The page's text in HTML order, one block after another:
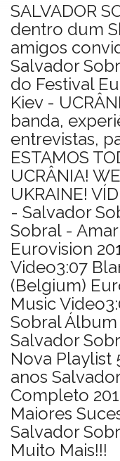
SALVADOR
dentro dum
amigos
Salvador
do Festival
Kiev -
banda,
entrevistas,
ESTAMOS
UCRÂNIA!
UKRAINE!
- Salvador
Sobral -
Eurovision
Video3:07
(Belgium)
Music
Sobral
Salvador
Nova Playlist
anos
Completo
Maiores
Salvador
Muito Mais!!!